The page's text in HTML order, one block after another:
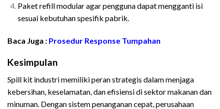
Paket refill modular agar pengguna dapat mengganti isi
sesuai kebutuhan spesifik pabrik.
Baca Juga : Prosedur Response Tumpahan
Kesimpulan
Spill kit industri memiliki peran strategis dalam menjaga
kebersihan, keselamatan, dan efisiensi di sektor makanan dan
minuman. Dengan sistem penanganan cepat, perusahaan